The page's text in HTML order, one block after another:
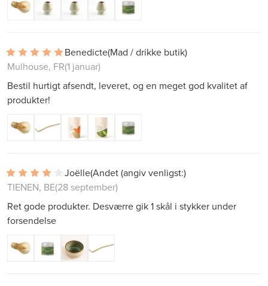
Benedicte(Mad / drikke butik)
Mulhouse, FR(1 januar)
Bestil hurtigt afsendt, leveret, og en meget god kvalitet af
produkter!
Joëlle(Andet (angiv venligst:)
TIENEN, BE(28 september)
Ret gode produkter. Desværre gik 1 skål i stykker under
forsendelse